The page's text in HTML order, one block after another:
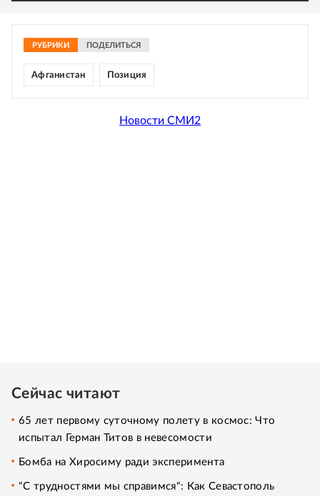
РУБРИКИ ПОДЕЛИТЬСЯ
Афганистан Позиция
Новости СМИ2
Сейчас читают
65 лет первому суточному полету в космос: Что
испытал Герман Титов в невесомости
Бомба на Хиросиму ради эксперимента
"С трудностями мы справимся": Как Севастополь